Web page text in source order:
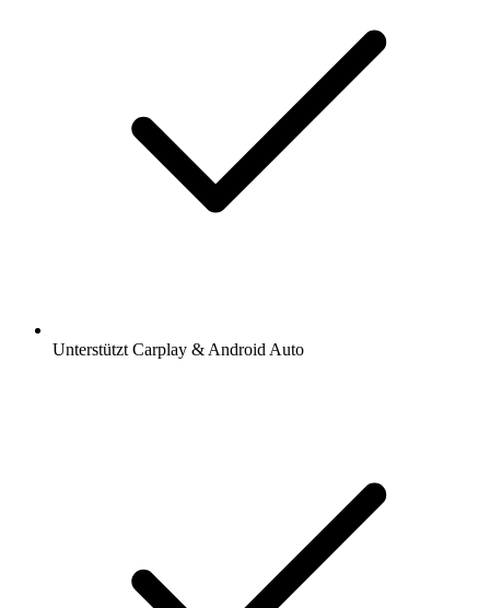
Unterstützt Carplay & Android Auto